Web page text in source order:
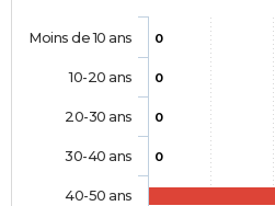
0
0
0
0
Moins de 10 ans
10-20 ans
20-30 ans
30-40 ans
40-50 ans